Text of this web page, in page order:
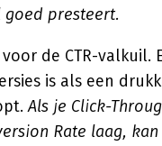
goed presteert.
de CTR-valkuil.
is als een
Als je Click-
Rate laag,